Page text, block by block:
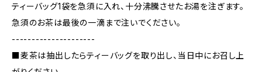
ティーバッグ1袋を急須に入れ、十分沸騰させたお湯を注ぎます。
急須のお茶は最後の一滴まで注いでください。
---------------------
■麦茶は抽出したらティーバッグを取り出し、当日中にお召し上